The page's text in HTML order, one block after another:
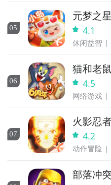
05
元梦之星
4.1
休闲益智
06
猫和老鼠
4.5
网络游戏
07
火影忍
4.2
动作冒险
部落冲突